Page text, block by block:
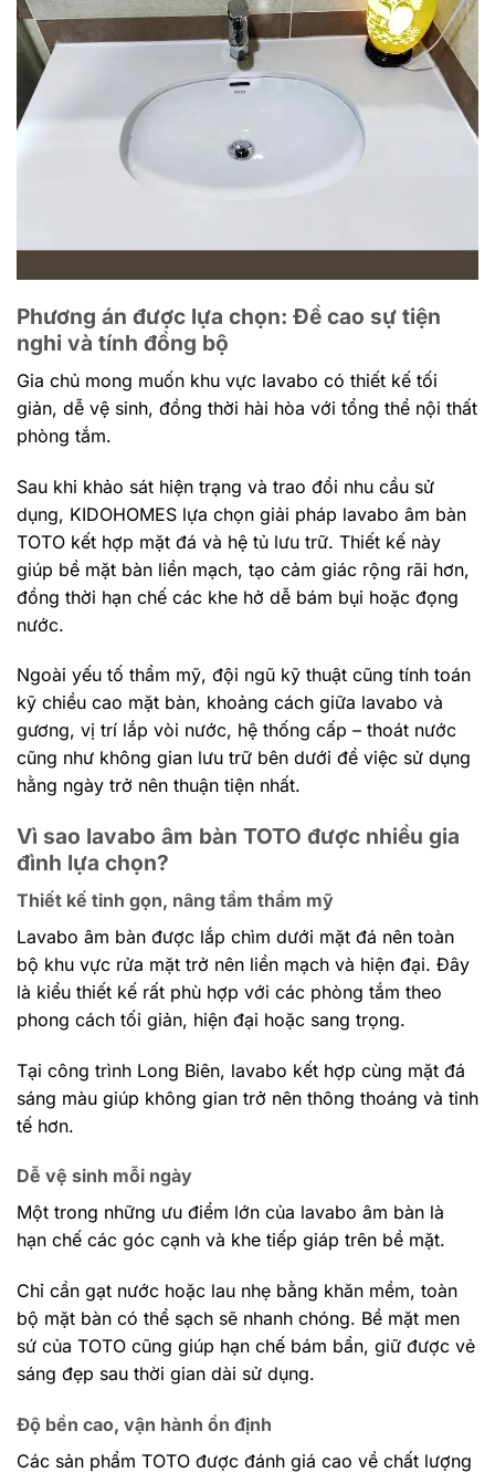
Phương án được lựa chọn: Đề cao sự tiện
nghi và tính đồng bộ
Gia chủ mong muốn khu vực lavabo có thiết kế tối
giản, dễ vệ sinh, đồng thời hài hòa với tổng thể nội thất
phòng tắm.
Sau khi khảo sát hiện trạng và trao đổi nhu cầu sử
dụng, KIDOHOMES lựa chọn giải pháp lavabo âm bàn
TOTO kết hợp mặt đá và hệ tủ lưu trữ. Thiết kế này
giúp bề mặt bàn liền mạch, tạo cảm giác rộng rãi hơn,
đồng thời hạn chế các khe hở dễ bám bụi hoặc đọng
nước.
Ngoài yếu tố thẩm mỹ, đội ngũ kỹ thuật cũng tính toán
kỹ chiều cao mặt bàn, khoảng cách giữa lavabo và
gương, vị trí lắp vòi nước, hệ thống cấp – thoát nước
cũng như không gian lưu trữ bên dưới để việc sử dụng
hằng ngày trở nên thuận tiện nhất.
Vì sao lavabo âm bàn TOTO được nhiều gia
đình lựa chọn?
Thiết kế tinh gọn, nâng tầm thẩm mỹ
Lavabo âm bàn được lắp chìm dưới mặt đá nên toàn
bộ khu vực rửa mặt trở nên liền mạch và hiện đại. Đây
là kiểu thiết kế rất phù hợp với các phòng tắm theo
phong cách tối giản, hiện đại hoặc sang trọng.
Tại công trình Long Biên, lavabo kết hợp cùng mặt đá
sáng màu giúp không gian trở nên thông thoáng và tinh
tế hơn.
Dễ vệ sinh mỗi ngày
Một trong những ưu điểm lớn của lavabo âm bàn là
hạn chế các góc cạnh và khe tiếp giáp trên bề mặt.
Chỉ cần gạt nước hoặc lau nhẹ bằng khăn mềm, toàn
bộ mặt bàn có thể sạch sẽ nhanh chóng. Bề mặt men
sứ của TOTO cũng giúp hạn chế bám bẩn, giữ được vẻ
sáng đẹp sau thời gian dài sử dụng.
Độ bền cao, vận hành ổn định
Các sản phẩm TOTO được đánh giá cao về chất lượng